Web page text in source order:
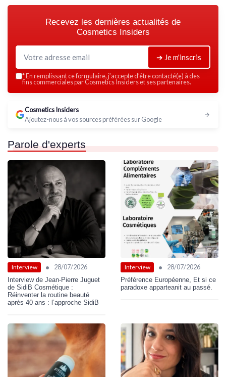
Recevez les dernières actualités de
Cosmetics Insiders
➔ Je m'inscris
*En remplissant ce formulaire, j’accepte d’être contacté(e) à des
fins commerciales par Cosmetics Insiders et ses partenaires.
Cosmetics Insiders
Ajoutez-nous à vos sources préférées sur Google
Parole d'experts
Interview • 28/07/2026
Interview de Jean-Pierre Juguet
de SidiB Cosmétique :
Réinventer la routine beauté
après 40 ans : l’approche SidiB
Interview • 28/07/2026
Préférence Européenne, Et si ce
paradoxe apparteanit au passé.